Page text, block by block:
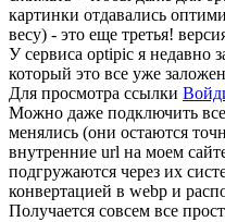
картинки отдавались
весу) - это еще третья!
У сервиса optipic я недавно
который это все уже
Для просмотра ссылки
Можно даже подключить
менялись (они остаются
внутренние url на моем
подгружаются через их
конвертацией в webp и
Получается совсем все